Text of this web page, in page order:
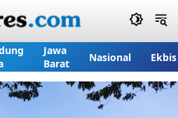
Jawa
Barat
Nasional Ekbis